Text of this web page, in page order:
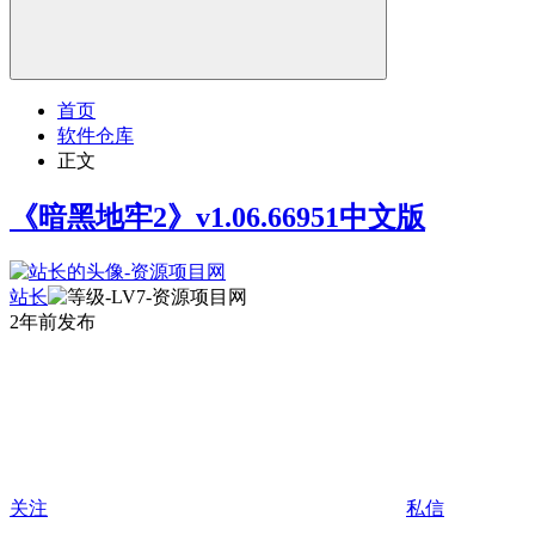
首页
软件仓库
正文
《暗黑地牢2》v1.06.66951中文版
站长
2年前发布
关注 私信